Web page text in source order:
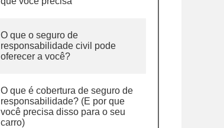
O que o seguro de
responsabilidade civil pode
oferecer a você?
O que é cobertura de seguro de
responsabilidade? (E por que
você precisa disso para o seu
carro)